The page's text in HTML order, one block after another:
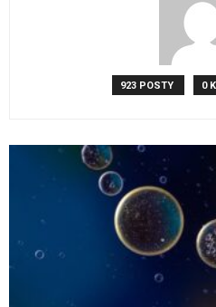
923 POSTY 0